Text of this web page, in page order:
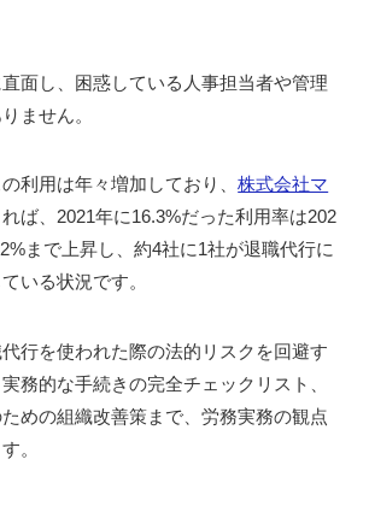
面し、困惑している人事担当者や管理
ません。
利用は年々増加しており、株式会社マ
ば、2021年に16.3%だった利用率は202
まで上昇し、約4社に1社が退職代行に
いる状況です。
行を使われた際の法的リスクを回避す
務的な手続きの完全チェックリスト、
めの組織改善策まで、労務実務の観点
。